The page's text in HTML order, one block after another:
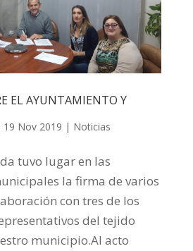
EL AYUNTAMIENTO Y
19 Nov 2019 | Noticias
tuvo lugar en las
la firma de varios
con tres de los
del tejido
municipio.Al acto